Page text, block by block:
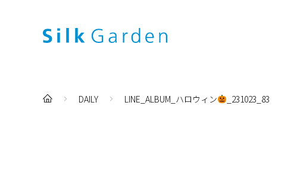
DAILY LINE_ALBUM_ハロウィン _231023_83